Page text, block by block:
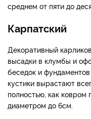
среднем от пяти до
Карпатский
Декоративный
высадки в клумбы и
беседок и
кустики вырастают
полностью, как
диаметром до 6см.